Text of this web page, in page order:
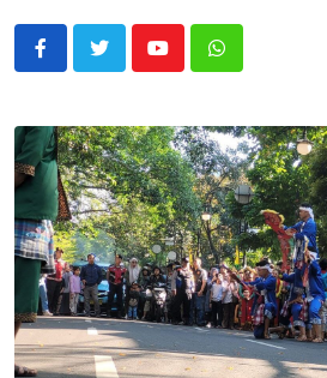
YoutubeWhatsapp